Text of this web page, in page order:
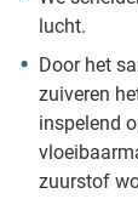
lucht.
Door het
zuiveren
inspelend
zuurstof